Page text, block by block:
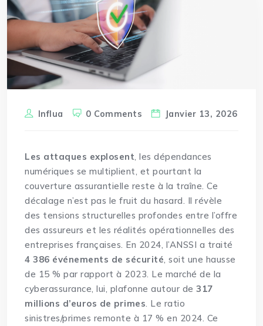
Influa 0 Comments Janvier 13, 2026
Les attaques explosent , les dépendances
numériques se multiplient, et pourtant la
couverture assurantielle reste à la traîne. Ce
décalage n’est pas le fruit du hasard. Il révèle
des tensions structurelles profondes entre l’offre
des assureurs et les réalités opérationnelles des
entreprises françaises. En 2024, l’ANSSI a traité
4 386 événements de sécurité , soit une hausse
de 15 % par rapport à 2023. Le marché de la
cyberassurance, lui, plafonne autour de317
millions d’euros de primes . Le ratio
sinistres/primes remonte à 17 % en 2024. Ce